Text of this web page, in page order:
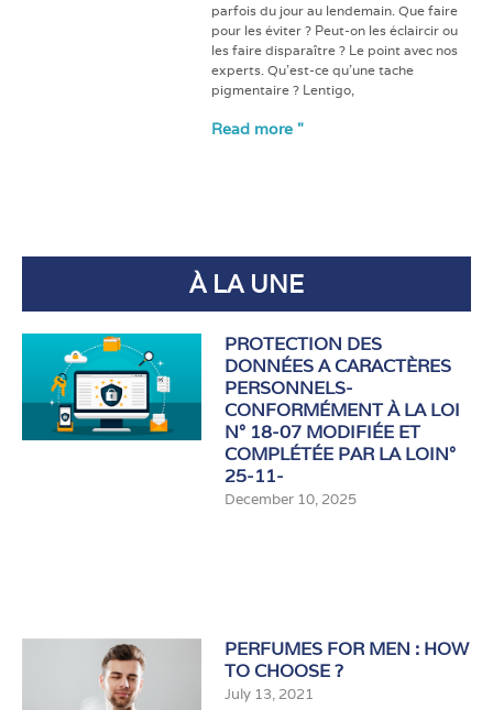
parfois du jour au lendemain. Que faire
pour les éviter ? Peut-on les éclaircir ou
les faire disparaître ? Le point avec nos
experts. Qu’est-ce qu’une tache
pigmentaire ? Lentigo,
Read more "
À LA UNE
PROTECTION DES
DONNÉES A CARACTÈRES
PERSONNELS-
CONFORMÉMENT À LA LOI
N° 18-07 MODIFIÉE ET
COMPLÉTÉE PAR LA LOIN°
25-11-
December 10, 2025
PERFUMES FOR MEN : HOW
TO CHOOSE ?
July 13, 2021